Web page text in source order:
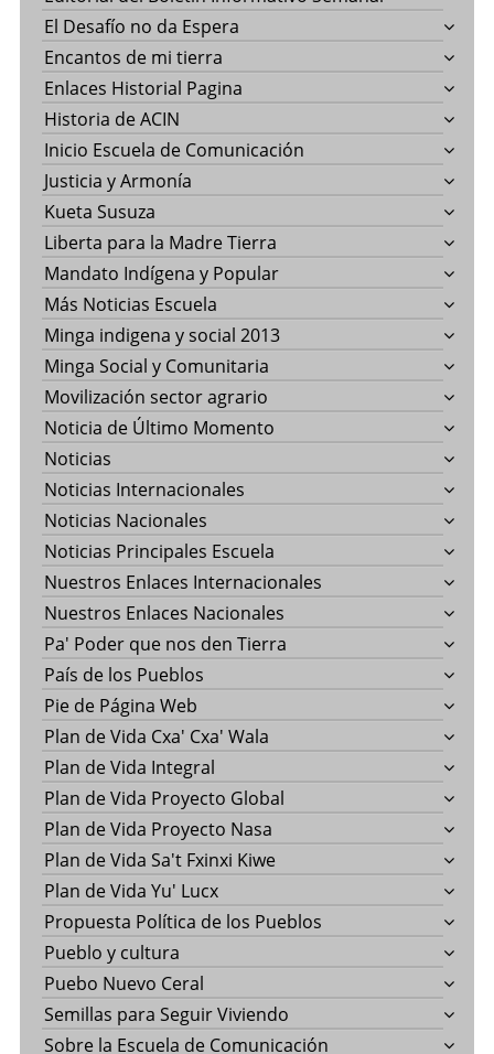
El Desafío no da Espera
Encantos de mi tierra
Enlaces Historial Pagina
Historia de ACIN
Inicio Escuela de Comunicación
Justicia y Armonía
Kueta Susuza
Liberta para la Madre Tierra
Mandato Indígena y Popular
Más Noticias Escuela
Minga indigena y social 2013
Minga Social y Comunitaria
Movilización sector agrario
Noticia de Último Momento
Noticias
Noticias Internacionales
Noticias Nacionales
Noticias Principales Escuela
Nuestros Enlaces Internacionales
Nuestros Enlaces Nacionales
Pa' Poder que nos den Tierra
País de los Pueblos
Pie de Página Web
Plan de Vida Cxa' Cxa' Wala
Plan de Vida Integral
Plan de Vida Proyecto Global
Plan de Vida Proyecto Nasa
Plan de Vida Sa't Fxinxi Kiwe
Plan de Vida Yu' Lucx
Propuesta Política de los Pueblos
Pueblo y cultura
Puebo Nuevo Ceral
Semillas para Seguir Viviendo
Sobre la Escuela de Comunicación